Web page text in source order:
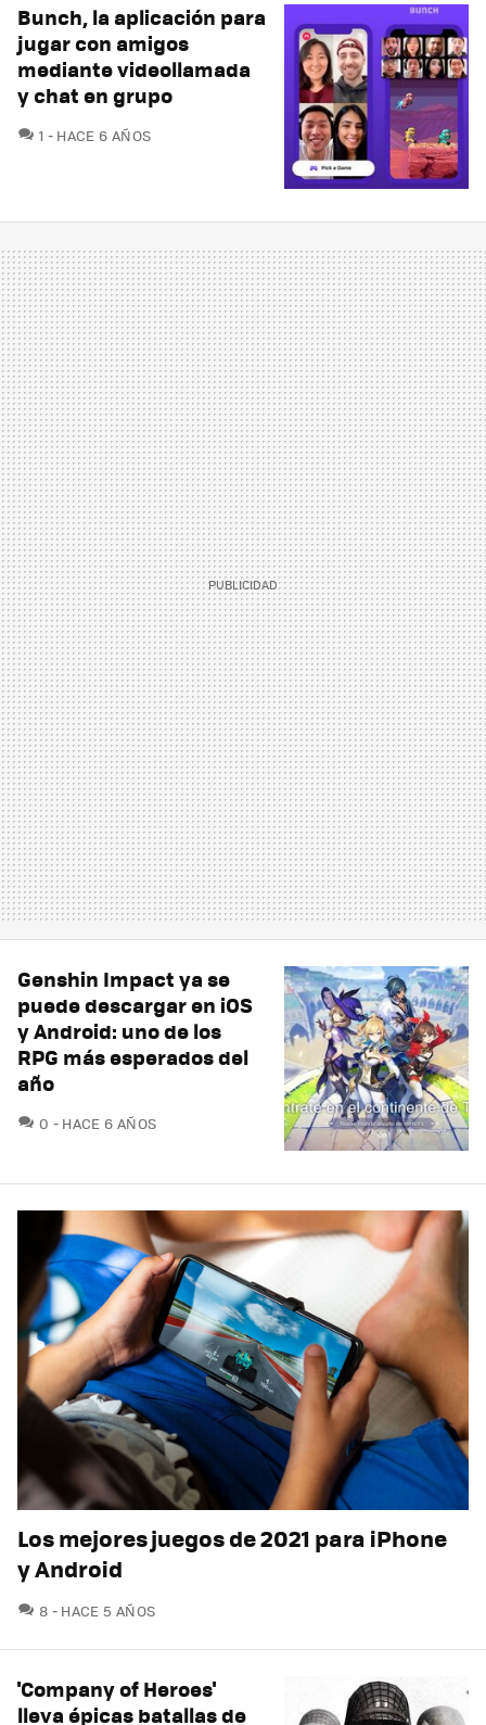
Bunch, la aplicación para
jugar con amigos
mediante videollamada
y chat en grupo
1 COMENTARIOS
HACE 6 AÑOS
Genshin Impact ya se
puede descargar en iOS
y Android: uno de los
RPG más esperados del
año
0 COMENTARIOS
HACE 6 AÑOS
Los mejores juegos de 2021 para iPhone
y Android
8 COMENTARIOS
HACE 5 AÑOS
'Company of Heroes'
lleva épicas batallas de